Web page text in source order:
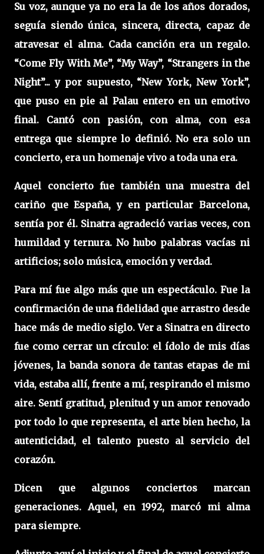
Su voz, aunque ya no era la de los años dorados,
seguía siendo única, sincera, directa, capaz de
atravesar el alma. Cada canción era un regalo.
“Come Fly With Me”, “My Way”, “Strangers in the
Night”... y por supuesto, “New York, New York”,
que puso en pie al Palau entero en un emotivo
final. Cantó con pasión, con alma, con esa
entrega que siempre lo definió. No era solo un
concierto, era un homenaje vivo a toda una era.
Aquel concierto fue también una muestra del
cariño que España, y en particular Barcelona,
sentía por él. Sinatra agradeció varias veces, con
humildad y ternura. No hubo palabras vacías ni
artificios; solo música, emoción y verdad.
Para mí fue algo más que un espectáculo. Fue la
confirmación de una fidelidad que arrastro desde
hace más de medio siglo. Ver a Sinatra en directo
fue como cerrar un círculo: el ídolo de mis días
jóvenes, la banda sonora de tantas etapas de mi
vida, estaba allí, frente a mí, respirando el mismo
aire. Sentí gratitud, plenitud y un amor renovado
por todo lo que representa, el arte bien hecho, la
autenticidad, el talento puesto al servicio del
corazón.
Dicen que algunos conciertos marcan
generaciones. Aquel, en 1992, marcó mi alma
para siempre.